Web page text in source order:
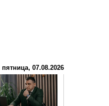
пятница, 07.08.2026